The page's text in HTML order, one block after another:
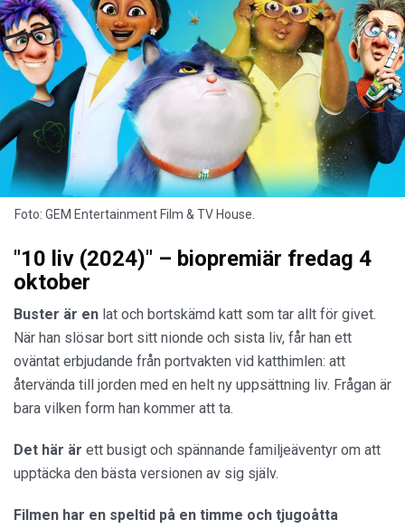
Foto: GEM Entertainment Film & TV House.
"10 liv (2024)" – biopremiär fredag 4
oktober
Buster är en lat och bortskämd katt som tar allt för givet.
När han slösar bort sitt nionde och sista liv, får han ett
oväntat erbjudande från portvakten vid katthimlen: att
återvända till jorden med en helt ny uppsättning liv. Frågan är
bara vilken form han kommer att ta.
Det här är ett busigt och spännande familjeäventyr om att
upptäcka den bästa versionen av sig själv.
Filmen har en speltid på en timme och tjugoåtta